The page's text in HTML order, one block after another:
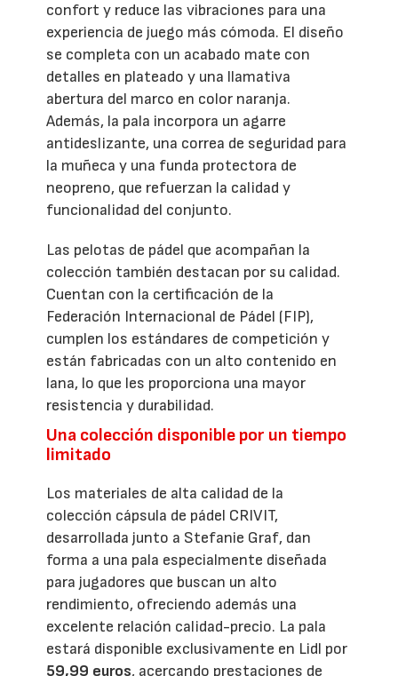
confort y reduce las vibraciones para una
experiencia de juego más cómoda. El diseño
se completa con un acabado mate con
detalles en plateado y una llamativa
abertura del marco en color naranja.
Además, la pala incorpora un agarre
antideslizante, una correa de seguridad para
la muñeca y una funda protectora de
neopreno, que refuerzan la calidad y
funcionalidad del conjunto.
Las pelotas de pádel que acompañan la
colección también destacan por su calidad.
Cuentan con la certificación de la
Federación Internacional de Pádel (FIP),
cumplen los estándares de competición y
están fabricadas con un alto contenido en
lana, lo que les proporciona una mayor
resistencia y durabilidad.
Una colección disponible por un tiempo
limitado
Los materiales de alta calidad de la
colección cápsula de pádel CRIVIT,
desarrollada junto a Stefanie Graf, dan
forma a una pala especialmente diseñada
para jugadores que buscan un alto
rendimiento, ofreciendo además una
excelente relación calidad-precio. La pala
estará disponible exclusivamente en Lidl por
59,99 euros, acercando prestaciones de